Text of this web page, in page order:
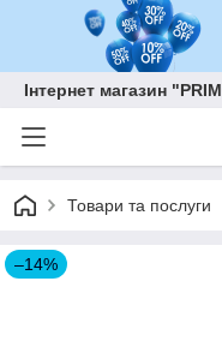
Інтернет магазин
Товари та послуги
–14%